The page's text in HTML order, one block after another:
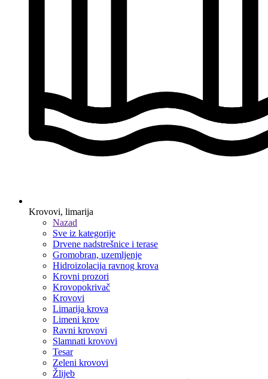
Krovovi, limarija
Nazad
Sve iz kategorije
Drvene nadstrešnice i terase
Gromobran, uzemljenje
Hidroizolacija ravnog krova
Krovni prozori
Krovopokrivač
Krovovi
Limarija krova
Limeni krov
Ravni krovovi
Slamnati krovovi
Tesar
Zeleni krovovi
Žlijeb